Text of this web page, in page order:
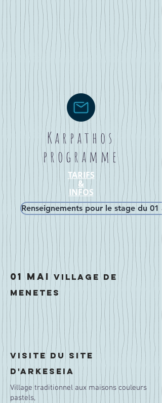
Karpathos
programme
TARIFS
&
INFOS
Renseignements pour le stage du 01
01 MAI village de
Menetes
Visite du site
d'arkeseia
Village traditionnel aux maisons couleurs
pastels,